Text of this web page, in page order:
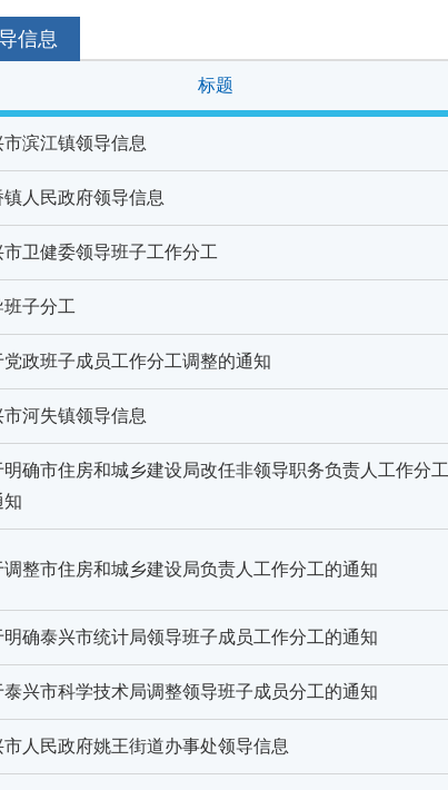
信息
标题
市滨江镇领导信息
镇人民政府领导信息
市卫健委领导班子工作分工
班子分工
党政班子成员工作分工调整的通知
市河失镇领导信息
明确市住房和城乡建设局改任非领导职务负责人工作分工
知
调整市住房和城乡建设局负责人工作分工的通知
明确泰兴市统计局领导班子成员工作分工的通知
泰兴市科学技术局调整领导班子成员分工的通知
市人民政府姚王街道办事处领导信息